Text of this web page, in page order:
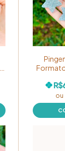
com